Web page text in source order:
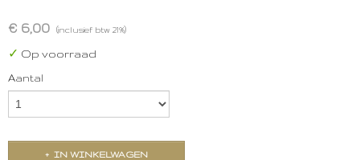
€ 6,00 (inclusief btw 21%)
✓ Op voorraad
Aantal
IN WINKELWAGEN